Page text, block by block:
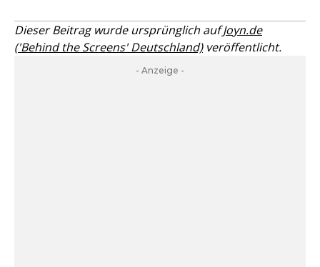
Dieser Beitrag wurde ursprünglich aufJoyn.de
('Behind the Screens' Deutschland)veröffentlicht.
- Anzeige -